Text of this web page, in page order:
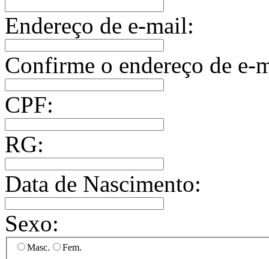
Endereço de e-mail:
Confirme o endereço de e-
CPF:
RG:
Data de Nascimento:
Sexo:
Masc. Fem.